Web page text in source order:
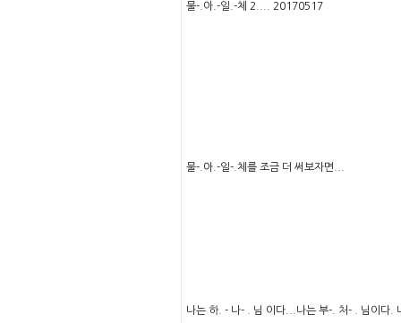
물-.아.-일.-체 2.... 20170517
물-.아.-일-.체를 조금 더 써보자면...
나는 하. - 나- . 님 이다...나는 부-. 처- . 님이다.